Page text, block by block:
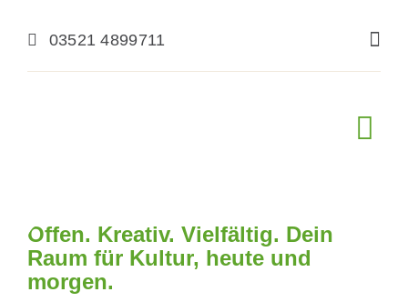
Inhalt
03521 4899711
Förderung
Offen. Kreativ. Vielfältig. Dein
Raum für Kultur, heute und
morgen.